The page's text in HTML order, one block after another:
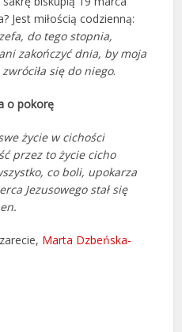
Jest miłością codzienną:
do tego stopnia,
zakończyć dnia, by moja
się do niego.
o pokorę
życie w cichości
przez to życie cicho
co boli, upokarza
Jezusowego stał się
Marta Dzbeńska-